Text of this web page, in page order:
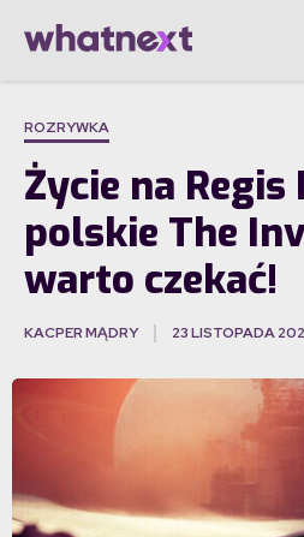
ROZRYWKA
Życie na Regis
polskie The
warto czekać!
KACPER MĄDRY 23 LISTOPADA